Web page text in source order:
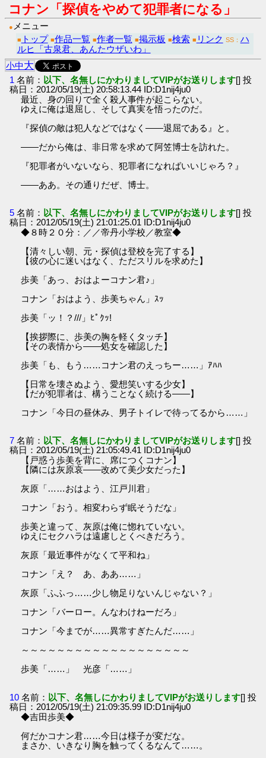
コナン「探偵をやめて犯罪者になる」
● メニュー
■ トップ ■作品一覧 ■作者一覧 ■掲示板 ■検索 ■ リンク SS： ハ
ルヒ「古泉君、あんたウザいわ」
小中大
1 名前： 以下、名無しにかわりましてVIPがお送りします[] 投
稿日：2012/05/19(土) 20:58:13.44 ID:D1nij4ju0
最近、身の回りで全く殺人事件が起こらない。
ゆえに俺は退屈し、そして真実を悟ったのだ。
『探偵の敵は犯人などではなく――退屈である』と。
――だから俺は、非日常を求めて阿笠博士を訪れた。
『犯罪者がいないなら、犯罪者になればいいじゃろ？』
――ああ。その通りだぜ、博士。
5 名前： 以下、名無しにかわりましてVIPがお送りします[] 投
稿日：2012/05/19(土) 21:01:25.01 ID:D1nij4ju0
◆８時２０分：／／帝丹小学校／教室◆
【清々しい朝、元・探偵は登校を完了する】
【彼の心に迷いはなく、ただスリルを求めた】
歩美「あっ、おはよーコナン君♪」
コナン「おはよう、歩美ちゃん」ｽｯ
歩美「ッ！？///」ﾋﾟｸｯ!
【挨拶際に、歩美の胸を軽くタッチ】
【その表情から――処女を確認した】
歩美「も、もう……コナン君のえっちー……」ｱﾊﾊ
【日常を壊さぬよう、愛想笑いする少女】
【だが犯罪者は、構うことなく続ける――】
コナン「今日の昼休み、男子トイレで待ってるから……」
7 名前： 以下、名無しにかわりましてVIPがお送りします[] 投
稿日：2012/05/19(土) 21:05:49.41 ID:D1nij4ju0
【戸惑う歩美を背に、席につくコナン】
【隣には灰原哀――改めて美少女だった】
灰原「……おはよう、江戸川君」
コナン「おう。相変わらず眠そうだな」
歩美と違って、灰原は俺に惚れていない。
ゆえにセクハラは遠慮しとくべきだろう。
灰原「最近事件がなくて平和ね」
コナン「え？ あ、ああ……」
灰原「ふふっ……少し物足りないんじゃない？」
コナン「バーロー。んなわけねーだろ」
コナン「今までが……異常すぎたんだ……」
～～～～～～～～～～～～～～～～～～～
歩美「……」 光彦「……」
10 名前： 以下、名無しにかわりましてVIPがお送りします[] 投
稿日：2012/05/19(土) 21:09:35.99 ID:D1nij4ju0
◆吉田歩美◆
何だかコナン君……今日は様子が変だな。
まさか、いきなり胸を触ってくるなんて……。